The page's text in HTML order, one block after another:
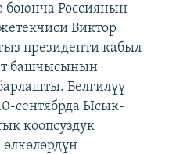
боюнча Россиянын
Виктор
президенти кабыл
башчысынын
Белгилүү
сентябрда Ысык-
коопсуздук